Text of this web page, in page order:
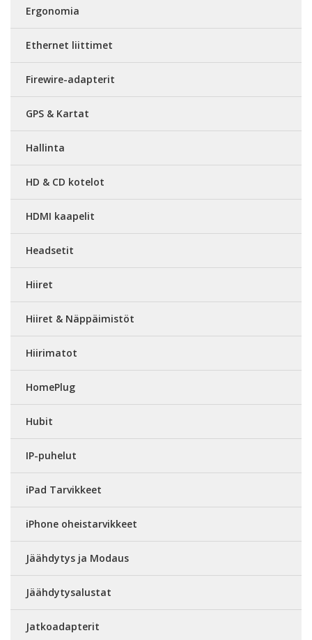
Ergonomia
Ethernet liittimet
Firewire-adapterit
GPS & Kartat
Hallinta
HD & CD kotelot
HDMI kaapelit
Headsetit
Hiiret
Hiiret & Näppäimistöt
Hiirimatot
HomePlug
Hubit
IP-puhelut
iPad Tarvikkeet
iPhone oheistarvikkeet
Jäähdytys ja Modaus
Jäähdytysalustat
Jatkoadapterit